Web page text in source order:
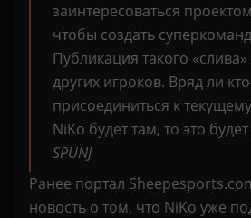
заинтересоваться
чтобы создать
Публикация такого
других игроков. Вряд ли
присоединиться к
NiKo будет там, то это
SPUNJ
Ранее портал
новость о том, что NiKo уже